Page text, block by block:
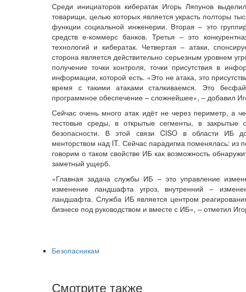
Среди инициаторов кибератак Игорь Ляпунов
товарищи, целью которых является украсть полторы
функции социальной инженерии. Вторая – это
средств е-коммерс банков. Третья – это
технологий и кибератак. Четвертая – атаки,
сторона является действительно серьезным уровнем
получение точки контроля, точки присутствия в
информации, которой есть. «Это не атака, это
время с такими атаками сталкиваемся. Это
программное обеспечение – сложнейшее», – добавил
Сейчас очень много атак идёт не через периметр, а
тестовые среды, в открытые сегменты, в
безопасности. В этой связи CISO в области ИБ
менторством над IT. Сейчас парадигма поменялась:
говорим о таком свойстве ИБ как возможность
заметный ущерб.
«Главная задача службы ИБ – это управление
изменение ландшафта угроз, внутренний –
ландшафта. Служба ИБ является центром
бизнесе под руководством и вместе с ИБ», – отметил
Безопасникам
Смотрите также